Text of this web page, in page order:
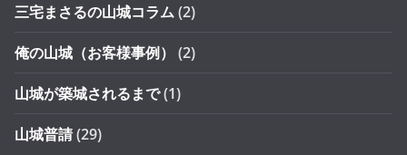
三宅まさるの山城コラム(2)
俺の山城（お客様事例） (2)
山城が築城されるまで(1)
山城普請(29)